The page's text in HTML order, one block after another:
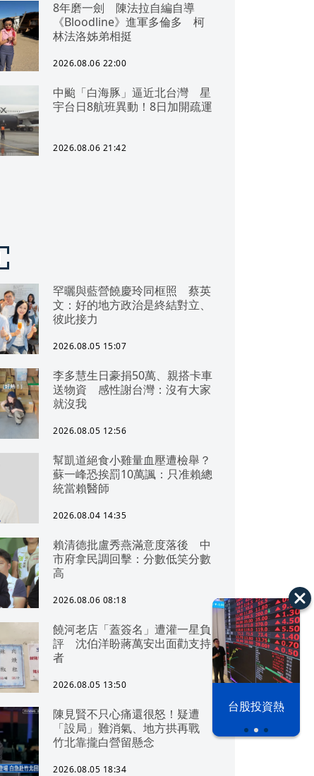
之下
台股投資熱
8年磨一劍 陳法拉自編自導
《Bloodline》進軍多倫多 柯
林法洛姊弟相挺
2026.08.06 22:00
中颱「白海豚」逼近北台灣 星
宇台日8航班異動！8日加開疏運
2026.08.06 21:42
罕曬與藍營饒慶玲同框照 蔡英
文：好的地方政治是終結對立、
彼此接力
2026.08.05 15:07
李多慧生日豪捐50萬、親搭卡車
送物資 感性謝台灣：沒有大家
就沒我
2026.08.05 12:56
幫凱道絕食小雞量血壓遭檢舉？
蘇一峰恐挨罰10萬諷：只准賴總
統當賴醫師
2026.08.04 14:35
賴清德批盧秀燕滿意度落後 中
市府拿民調回擊：分數低笑分數
高
2026.08.06 08:18
饒河老店「蓋簽名」遭灌一星負
評 沈伯洋盼蔣萬安出面勸支持
者
2026.08.05 13:50
陳見賢不只心痛還很怒！疑遭
「設局」難消氣、地方拱再戰
竹北靠攏白營留懸念
2026.08.05 18:34